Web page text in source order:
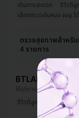
เดินทางสะดวก
รีวิวดีลู
เลือกตรวจกับหมอ ผญ ได้
ตรวจสุขภาพสำหรั
4 รายการ
BTLAB
ให้บริการที่ เชียงใหม่
รีวิวดีลูกค้ารัก